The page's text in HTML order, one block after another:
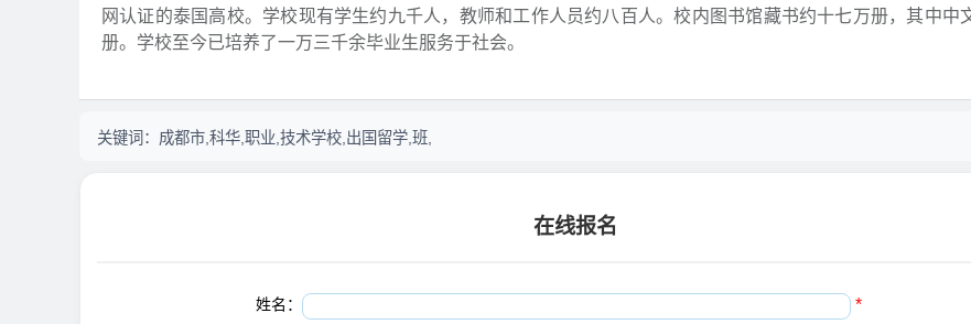
网认证的泰国高校。学校现有学生约九千人，教师和工作人员约八百人。校内图书馆藏书约十七万册，其中中
册。学校至今已培养了一万三千余毕业生服务于社会。
关键词： 成都市,科华,职业,技术学校,出国留学,班,
在线报名
姓名： *